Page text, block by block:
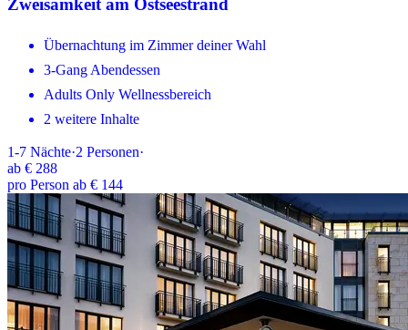
Übernachtung im Zimmer deiner Wahl
3-Gang Abendessen
Adults Only Wellnessbereich
2 weitere Inhalte
1-7 Nächte·2 Personen·
ab € 288
pro Person ab € 144